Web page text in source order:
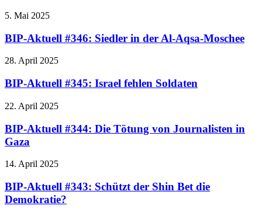
5. Mai 2025
BIP-Aktuell #346: Siedler in der Al-Aqsa-Moschee
28. April 2025
BIP-Aktuell #345: Israel fehlen Soldaten
22. April 2025
BIP-Aktuell #344: Die Tötung von Journalisten in
Gaza
14. April 2025
BIP-Aktuell #343: Schützt der Shin Bet die
Demokratie?